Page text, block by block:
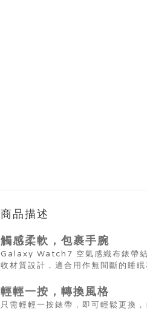
商品描述
觸感柔軟，包裹手腕
Galaxy Watch7 空氣感織布錶帶結
收材質設計，適合用作無間斷的睡
輕輕一按，轉換風格
只需輕輕一按錶帶，即可輕鬆更換